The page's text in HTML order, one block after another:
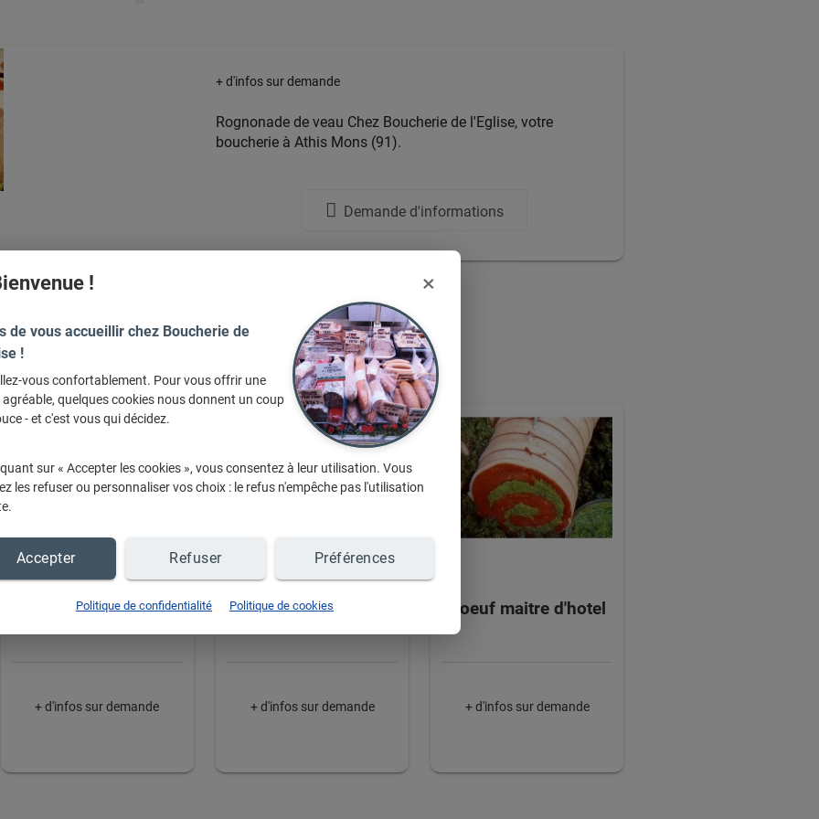
+ d'infos sur demande
Rognonade de veau Chez Boucherie de l'Eglise, votre
boucherie à Athis Mons (91).
Demande d'informations
ces articles, et vous ?
Rosbif au beurre
d'escargot
+ d'infos sur demande
Filet Mignon de porc
au chèvre
+ d'infos sur demande
Boeuf maitre d'hotel
+ d'infos sur demande
! ×
de vous accueillir chez Boucherie de
!
vous confortablement. Pour vous offrir une
agréable, quelques cookies nous donnent un coup
- et c'est vous qui décidez.
sur « Accepter les cookies », vous consentez à leur utilisation. Vous
les refuser ou personnaliser vos choix : le refus n'empêche pas l'utilisation
Accepter Refuser Préférences
Politique de confidentialité Politique de cookies